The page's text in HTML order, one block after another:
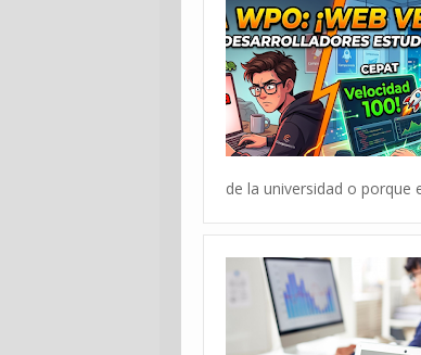
de la universidad o porque